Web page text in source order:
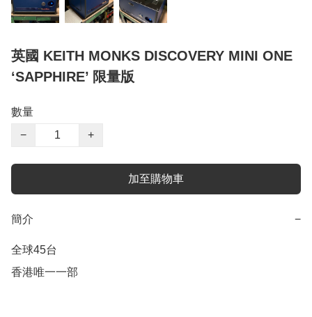
英國 KEITH MONKS DISCOVERY MINI ONE
‘SAPPHIRE’ 限量版
數量
−
+
加至購物車
簡介 −
全球45台